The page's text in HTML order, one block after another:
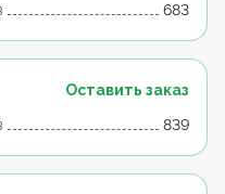
683
Оставить заказ
839